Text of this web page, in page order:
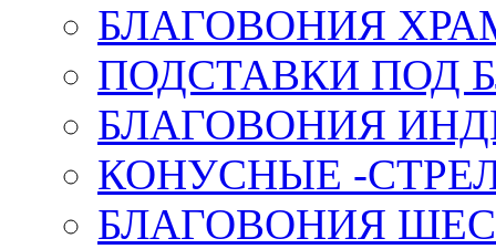
БЛАГОВОНИЯ
ПОДСТАВКИ ПОД
БЛАГОВОНИЯ
КОНУСНЫЕ -
БЛАГОВОНИЯ